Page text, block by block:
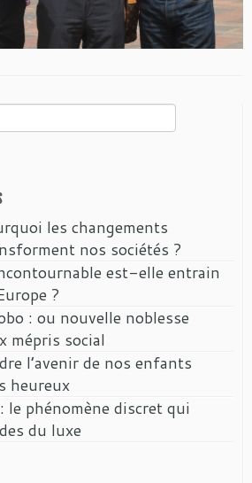
les changements
nos sociétés ?
est-elle entrain
?
: ou nouvelle noblesse
mépris social
l’avenir de nos enfants
heureux
le phénomène discret qui
du luxe